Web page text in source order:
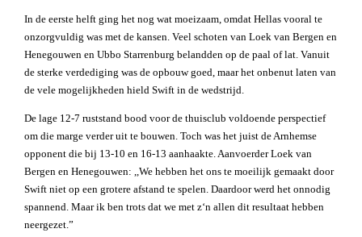
In de eerste helft ging het nog wat moeizaam, omdat Hellas vooral te
onzorgvuldig was met de kansen. Veel schoten van Loek van Bergen en
Henegouwen en Ubbo Starrenburg belandden op de paal of lat. Vanuit
de sterke verdediging was de opbouw goed, maar het onbenut laten van
de vele mogelijkheden hield Swift in de wedstrijd.
De lage 12-7 ruststand bood voor de thuisclub voldoende perspectief
om die marge verder uit te bouwen. Toch was het juist de Arnhemse
opponent die bij 13-10 en 16-13 aanhaakte. Aanvoerder Loek van
Bergen en Henegouwen: ,,We hebben het ons te moeilijk gemaakt door
Swift niet op een grotere afstand te spelen. Daardoor werd het onnodig
spannend. Maar ik ben trots dat we met z‘n allen dit resultaat hebben
neergezet.”